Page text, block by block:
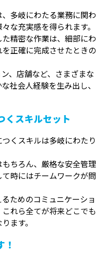
多岐にわたる業務に関わ
な充実感を得られます。
精密な作業は、細部にわ
正確に完成させたときの
、店舗など、さまざまな
社会人経験を生み出し、
くスキルセット
くスキルは多岐にわたり
ちろん、厳格な安全管理
時にはチームワークが問
ためのコミュニケーショ
れら全てが将来どこでも
ます。